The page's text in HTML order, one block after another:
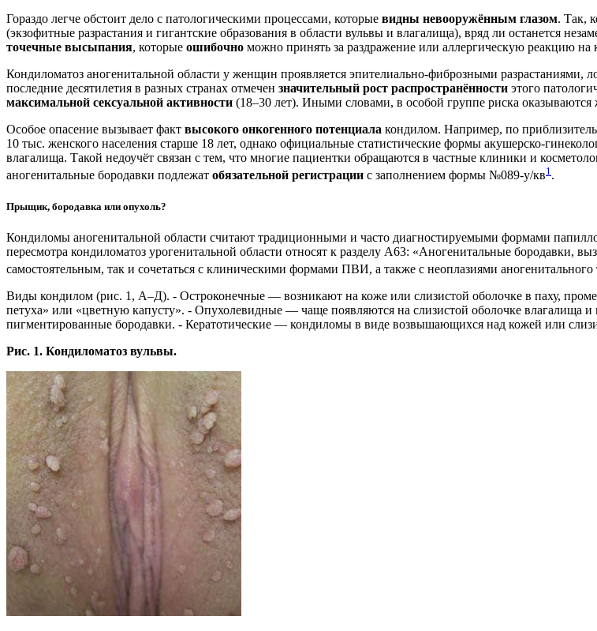
Гораздо легче обстоит дело с патологическими процессами, которые видны невооружённым глазом. Так,
(экзофитные разрастания и гигантские образования в области вульвы и влагалища), вряд ли останется
точечные высыпания, которые ошибочно можно принять за раздражение или аллергическую реакцию
Кондиломатоз аногенитальной области у женщин проявляется эпителиально-фиброзными
последние десятилетия в разных странах отмечен значительный рост распространённости этого
максимальной сексуальной активности (18–30 лет). Иными словами, в особой группе риска
Особое опасение вызывает факт высокого онкогенного потенциала кондилом. Например, по
10 тыс. женского населения старше 18 лет, однако официальные статистические формы акушерско-
влагалища. Такой недоучёт связан с тем, что многие пациентки обращаются в частные клиники и
аногенитальные бородавки подлежат обязательной регистрации с заполнением формы №089-у/кв1.
Прыщик, бородавка или опухоль?
Кондиломы аногенитальной области считают традиционными и часто диагностируемыми формами
пересмотра кондиломатоз урогенитальной области относят к разделу А63: «Аногенитальные
самостоятельным, так и сочетаться с клиническими формами ПВИ, а также с неоплазиями аногенитального
Виды кондилом (рис. 1, А–Д). - Остроконечные — возникают на коже или слизистой оболочке в паху,
петуха» или «цветную капусту». - Опухолевидные — чаще появляются на слизистой оболочке
пигментированные бородавки. - Кератотические — кондиломы в виде возвышающихся над кожей или
Рис. 1. Кондиломатоз вульвы.